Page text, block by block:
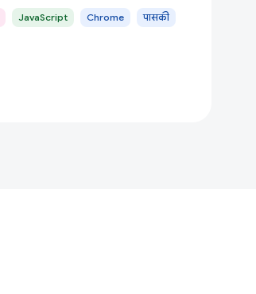
JavaScript Chrome पासकी